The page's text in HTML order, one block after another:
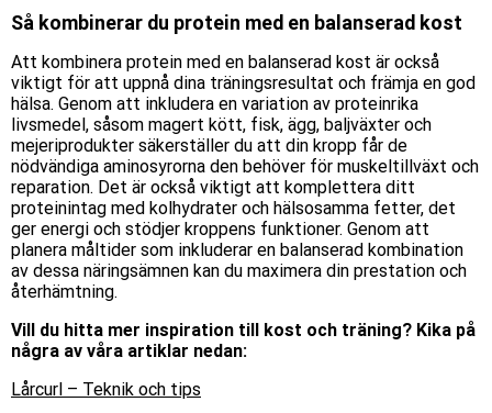
Så kombinerar du protein med en balanserad kost
Att kombinera protein med en balanserad kost är också
viktigt för att uppnå dina träningsresultat och främja en god
hälsa. Genom att inkludera en variation av proteinrika
livsmedel, såsom magert kött, fisk, ägg, baljväxter och
mejeriprodukter säkerställer du att din kropp får de
nödvändiga aminosyrorna den behöver för muskeltillväxt och
reparation. Det är också viktigt att komplettera ditt
proteinintag med kolhydrater och hälsosamma fetter, det
ger energi och stödjer kroppens funktioner. Genom att
planera måltider som inkluderar en balanserad kombination
av dessa näringsämnen kan du maximera din prestation och
återhämtning.
Vill du hitta mer inspiration till kost och träning? Kika på
några av våra artiklar nedan:
Lårcurl – Teknik och tips